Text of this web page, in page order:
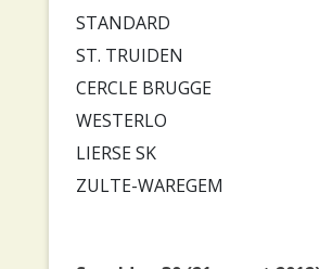
STANDARD
ST. TRUIDEN
CERCLE BRUGGE
WESTERLO
LIERSE SK
ZULTE-WAREGEM